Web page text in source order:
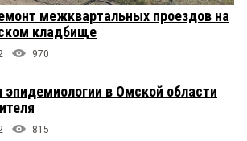
межквартальных проездов на
кладбище
970
эпидемиологии в Омской области
815